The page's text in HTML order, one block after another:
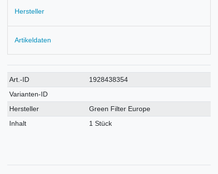
Hersteller
Artikeldaten
Technisches
Merkmal
Wert
Art.-ID
1928438354
Varianten-ID
Hersteller
Green Filter Europe
Inhalt
1 Stück